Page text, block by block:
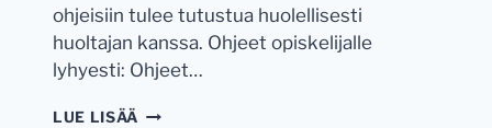
ohjeisiin tulee tutustua huolellisesti
huoltajan kanssa. Ohjeet opiskelijalle
lyhyesti: Ohjeet…
LUE LISÄÄ OHJEET